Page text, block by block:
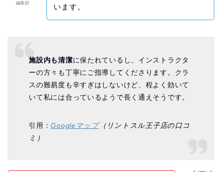
編集部
います。
施設内も清潔に保たれているし、インストラクタ
ーの方々も丁寧にご指導してくださります。クラ
スの難易度も辛すぎはしないけど、程よく効いて
いて私には合っているようで長く通えそうです。
引用：Googleマップ（リントスル王子店の口コ
ミ）